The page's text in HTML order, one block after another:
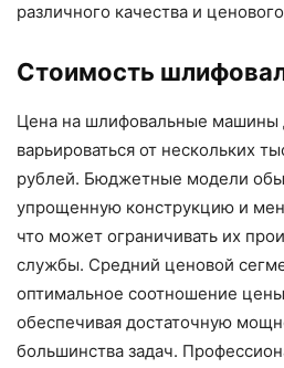
различного качества и
Стоимость
Цена на шлифовальные машины
варьироваться от нескольких
рублей. Бюджетные модели
упрощенную конструкцию и
что может ограничивать их
службы. Средний ценовой
оптимальное соотношение цены
обеспечивая достаточную
большинства задач.